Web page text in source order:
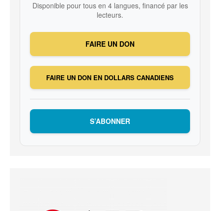
Disponible pour tous en 4 langues, financé par les
lecteurs.
FAIRE UN DON
FAIRE UN DON EN DOLLARS CANADIENS
S’ABONNER